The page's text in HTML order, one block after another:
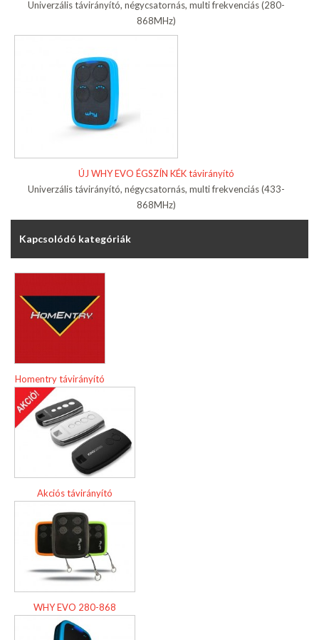
Univerzális távirányító, négycsatornás, multi frekvenciás (280-
868MHz)
ÚJ WHY EVO ÉGSZÍN KÉK távirányító
Univerzális távirányító, négycsatornás, multi frekvenciás (433-
868MHz)
Kapcsolódó kategóriák
Homentry távirányító
Akciós távirányító
WHY EVO 280-868